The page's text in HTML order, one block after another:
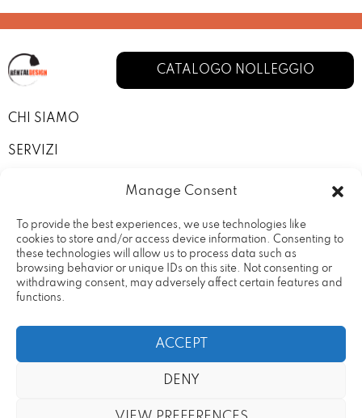
Manage Consent
To provide the best experiences, we use technologies like
cookies to store and/or access device information. Consenting to
these technologies will allow us to process data such as
browsing behavior or unique IDs on this site. Not consenting or
withdrawing consent, may adversely affect certain features and
functions.
ACCEPT
DENY
CATALOGO NOLLEGGIO
CHI SIAMO
SERVIZI
I NOSTRI ALLESTIMENTI
CONTATTI
PRIVACY POLICY
TERMINI E CONDIZIONI
20090 – Vimodrone (MI) Partita